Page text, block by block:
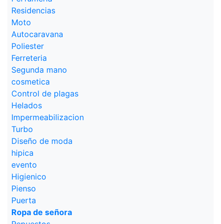
Residencias
Moto
Autocaravana
Poliester
Ferreteria
Segunda mano
cosmetica
Control de plagas
Helados
Impermeabilizacion
Turbo
Diseño de moda
hipica
evento
Higienico
Pienso
Puerta
Ropa de señora